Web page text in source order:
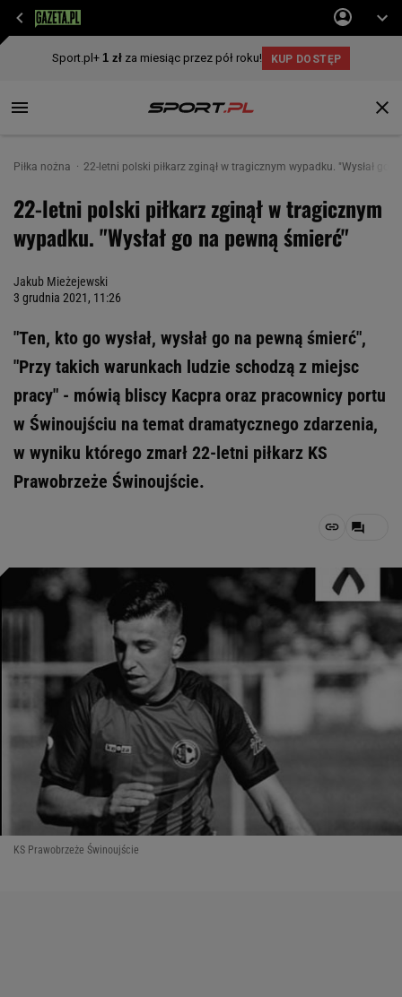
Piłka nożna 22-letni polski piłkarz zginął w tragicznym wypadku. "Wysłał go
22-letni polski piłkarz zginął w tragicznym
wypadku. "Wysłał go na pewną śmierć"
Jakub Mieżejewski
3 grudnia 2021, 11:26
"Ten, kto go wysłał, wysłał go na pewną śmierć",
"Przy takich warunkach ludzie schodzą z miejsc
pracy" - mówią bliscy Kacpra oraz pracownicy portu
w Świnoujściu na temat dramatycznego zdarzenia,
w wyniku którego zmarł 22-letni piłkarz KS
Prawobrzeże Świnoujście.
KS Prawobrzeże Świnoujście